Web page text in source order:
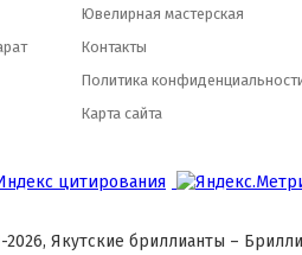
Ювелирная мастерская
Контакты
Политика
Карта сайта
2026, Якутские бриллианты –